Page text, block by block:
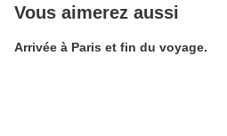
Vous aimerez aussi
Arrivée à Paris et fin du voyage.